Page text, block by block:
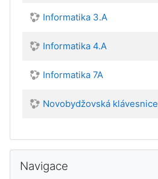
Informatika 3.A
Informatika 4.A
Informatika 7A
Novobydžovská klávesnice
Navigace